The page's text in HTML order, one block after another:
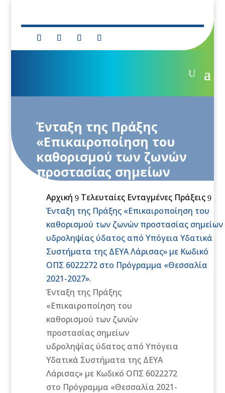
Ένταξη της Πράξης
«Επικαιροποίηση του
καθορισμού των ζωνών
προστασίας σημείων
Υπόγεια Υδατικά
Συστήματα της ΔΕΥΑ
Λάρισας» με Κωδικό ΟΠΣ
6022272 στο Πρόγραμμα
«Θεσσαλία 2021-2027».
Αρχική 9 Τελευταίες Ενταγμένες Πράξεις 9
Ένταξη της Πράξης «Επικαιροποίηση του
καθορισμού των ζωνών προστασίας σημείων
υδροληψίας ύδατος από Υπόγεια Υδατικά
Συστήματα της ΔΕΥΑ Λάρισας» με Κωδικό
ΟΠΣ 6022272 στο Πρόγραμμα «Θεσσαλία
2021-2027».
Ένταξη της Πράξης
«Επικαιροποίηση του
καθορισμού των ζωνών
προστασίας σημείων
υδροληψίας ύδατος από Υπόγεια
Υδατικά Συστήματα της ΔΕΥΑ
Λάρισας» με Κωδικό ΟΠΣ 6022272
στο Πρόγραμμα «Θεσσαλία 2021-